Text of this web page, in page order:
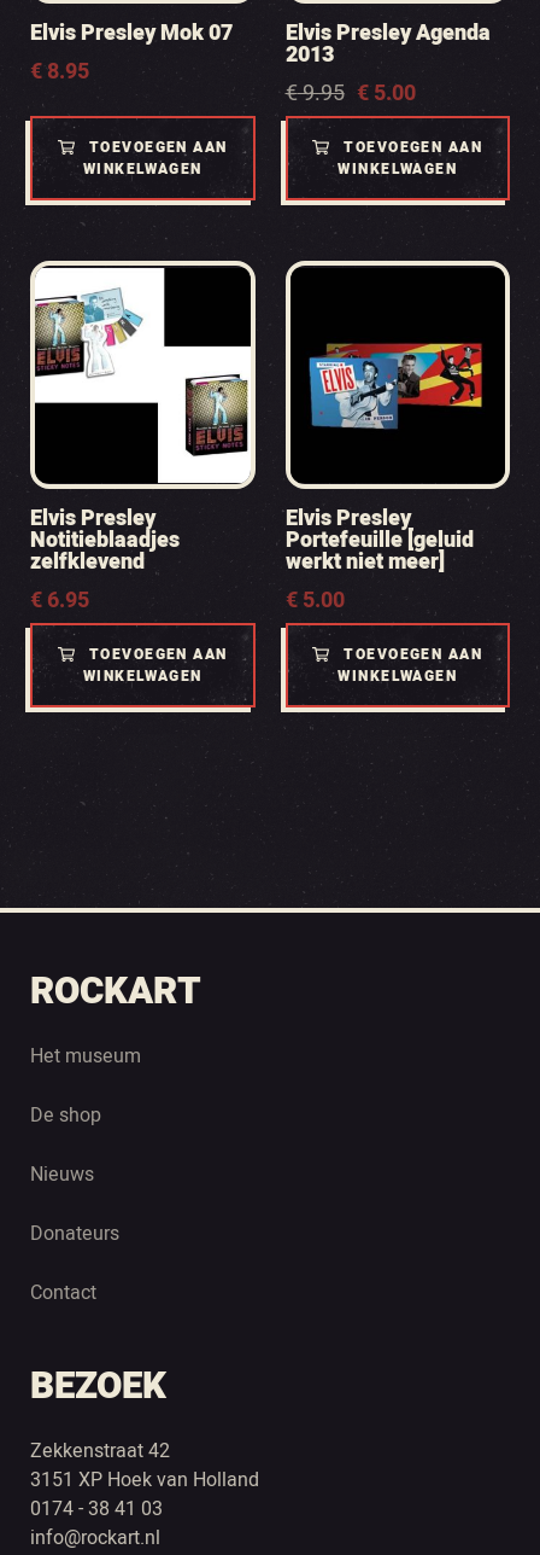
Elvis Presley Mok 07
€8.95
TOEVOEGEN AAN
WINKELWAGEN
Elvis Presley Agenda
2013
€9.95
Oorspronkelijke
prijs
was:
€ 9.95.
€5.00
Huidige
prijs
€ 5.00.
TOEVOEGEN AAN
WINKELWAGEN
Elvis Presley
Notitieblaadjes
zelfklevend
€6.95
TOEVOEGEN AAN
WINKELWAGEN
Elvis Presley
Portefeuille [geluid
werkt niet meer]
€5.00
TOEVOEGEN AAN
WINKELWAGEN
ROCKART
Het museum
De shop
Nieuws
Donateurs
Contact
BEZOEK
Zekkenstraat 42
3151 XP Hoek van Holland
0174 - 38 41 03
info@rockart.nl